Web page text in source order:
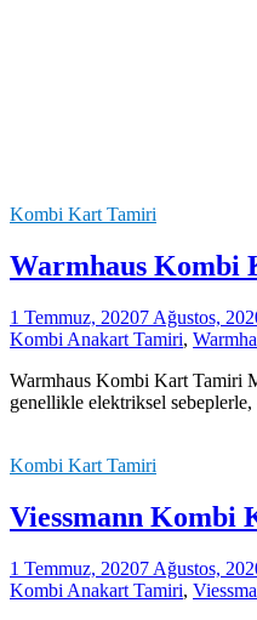
Kombi Kart Tamiri
Warmhaus Kombi
1 Temmuz, 20207 Ağustos,
Kombi Anakart Tamiri,
Warmhaus Kombi Kart Tamiri
genellikle elektriksel sebeplerle,
Kombi Kart Tamiri
Viessmann Kombi
1 Temmuz, 20207 Ağustos,
Kombi Anakart Tamiri,